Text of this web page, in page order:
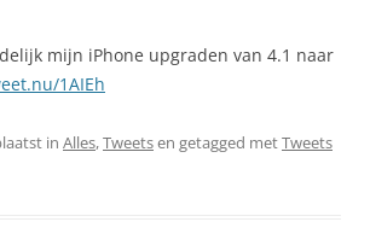
mijn iPhone upgraden van 4.1 naar
1AIEh
in Alles,Tweetsen getagged metTweets